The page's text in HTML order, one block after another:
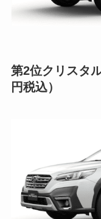
第2位クリスタ
円税込）